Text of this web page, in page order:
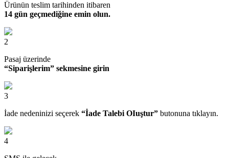
Ürünün teslim tarihinden itibaren
14 gün geçmediğine emin olun.
2
Pasaj üzerinde
“Siparişlerim” sekmesine girin
3
İade nedeninizi seçerek “İade Talebi OIuştur” butonuna tıklayın.
4